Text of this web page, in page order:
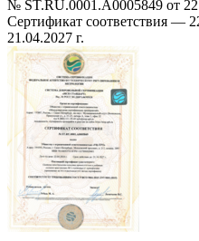
№ ST.RU.0001.A0005849 от
Cертификат соответствия —
21.04.2027 г.